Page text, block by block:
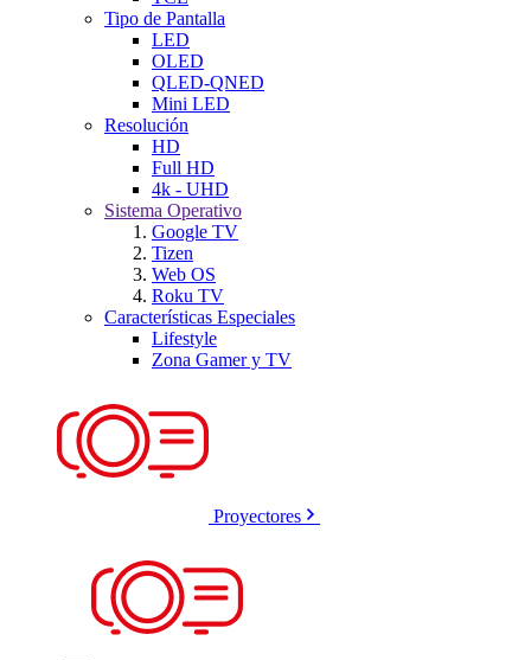
Tipo de Pantalla
LED
OLED
QLED-QNED
Mini LED
Resolución
HD
Full HD
4k - UHD
Sistema Operativo
Google TV
Tizen
Web OS
Roku TV
Características Especiales
Lifestyle
Zona Gamer y TV
Proyectores